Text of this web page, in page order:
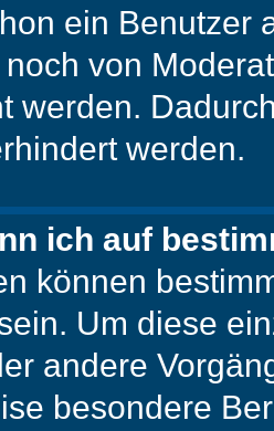
ein Benutzer
von
werden.
werden.
ich auf
können
Um diese
andere
besondere